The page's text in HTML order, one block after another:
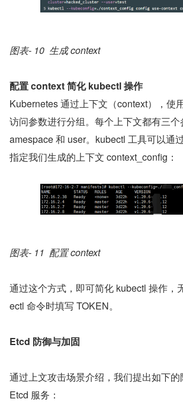
图表- 10  生成 context
配置 context 简化 kubectl 操作
Kubernetes 通过上下文（context），使
访问参数进行分组。每个上下文都有三
amespace 和 user。kubectl 工具可以通
指定我们生成的上下文 context_config：
图表- 11  配置 context
通过这个方式，即可简化 kubectl 操作，
ectl 命令时填写 TOKEN。
Etcd 防御与加固
通过上文攻击场景介绍，我们提出如下
Etcd 服务：